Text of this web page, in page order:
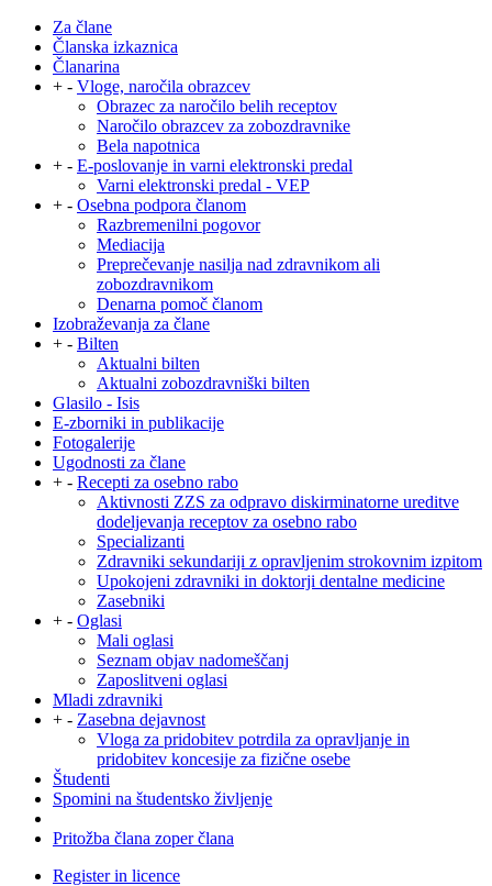
Za člane
Članska izkaznica
Članarina
+ - Vloge, naročila obrazcev
Obrazec za naročilo belih receptov
Naročilo obrazcev za zobozdravnike
Bela napotnica
+ - E-poslovanje in varni elektronski predal
Varni elektronski predal - VEP
+ - Osebna podpora članom
Razbremenilni pogovor
Mediacija
Preprečevanje nasilja nad zdravnikom ali
zobozdravnikom
Denarna pomoč članom
Izobraževanja za člane
+ - Bilten
Aktualni bilten
Aktualni zobozdravniški bilten
Glasilo - Isis
E-zborniki in publikacije
Fotogalerije
Ugodnosti za člane
+ - Recepti za osebno rabo
Aktivnosti ZZS za odpravo diskirminatorne ureditve
dodeljevanja receptov za osebno rabo
Specializanti
Zdravniki sekundariji z opravljenim strokovnim izpitom
Upokojeni zdravniki in doktorji dentalne medicine
Zasebniki
+ - Oglasi
Mali oglasi
Seznam objav nadomeščanj
Zaposlitveni oglasi
Mladi zdravniki
+ - Zasebna dejavnost
Vloga za pridobitev potrdila za opravljanje in
pridobitev koncesije za fizične osebe
Študenti
Spomini na študentsko življenje
Pritožba člana zoper člana
Register in licence